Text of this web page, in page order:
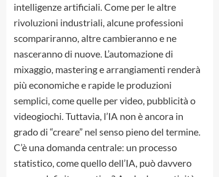
intelligenze artificiali. Come per le altre
rivoluzioni industriali, alcune professioni
scompariranno, altre cambieranno e ne
nasceranno di nuove. L’automazione di
mixaggio, mastering e arrangiamenti renderà
più economiche e rapide le produzioni
semplici, come quelle per video, pubblicità o
videogiochi. Tuttavia, l’IA non è ancora in
grado di “creare” nel senso pieno del termine.
C’è una domanda centrale: un processo
statistico, come quello dell’IA, può davvero